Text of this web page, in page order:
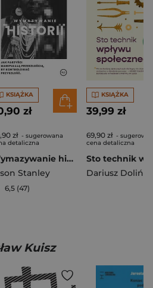
KSIĄŻKA
zł
zł - sugerowana
detaliczna
Wymazywanie historii Jak faszyści manipulują przeszłością, by kontrolować przyszłość
Stanley
6,5 (47)
KSIĄŻKA
39,99 zł
69,90 zł -
cena detaliczna
Dariusz
Kuisz